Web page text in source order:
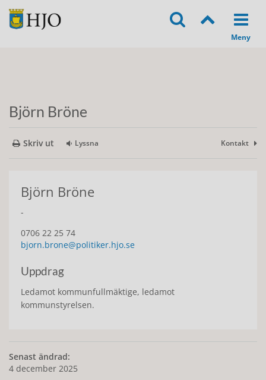
Björn Bröne
Skriv ut Lyssna Kontakt
Björn Bröne
-
0706 22 25 74
bjorn.brone@politiker.hjo.se
Uppdrag
Ledamot kommunfullmäktige, ledamot
kommunstyrelsen.
Senast ändrad:
4 december 2025